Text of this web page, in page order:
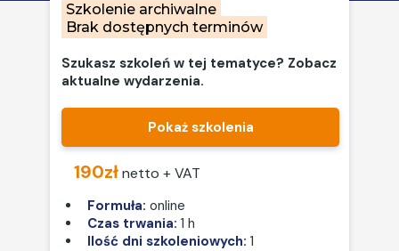
Szkolenie archiwalne
Brak dostępnych terminów
Szukasz szkoleń w tej tematyce? Zobacz
aktualne wydarzenia.
Pokaż szkolenia
190złnetto + VAT
Formuła: online
Czas trwania: 1 h
Ilość dni szkoleniowych: 1